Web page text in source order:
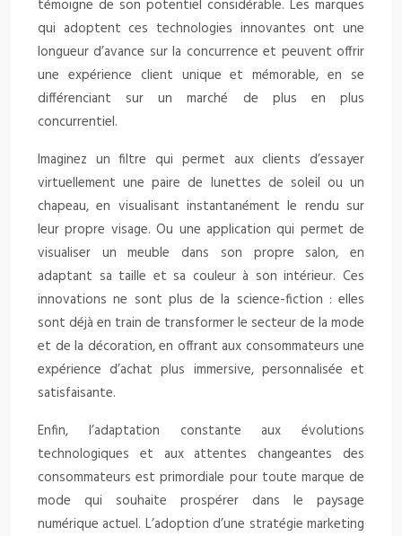
témoigne de son potentiel considérable. Les marques
qui adoptent ces technologies innovantes ont une
longueur d’avance sur la concurrence et peuvent offrir
une expérience client unique et mémorable, en se
différenciant sur un marché de plus en plus
concurrentiel.
Imaginez un filtre qui permet aux clients d’essayer
virtuellement une paire de lunettes de soleil ou un
chapeau, en visualisant instantanément le rendu sur
leur propre visage. Ou une application qui permet de
visualiser un meuble dans son propre salon, en
adaptant sa taille et sa couleur à son intérieur. Ces
innovations ne sont plus de la science-fiction : elles
sont déjà en train de transformer le secteur de la mode
et de la décoration, en offrant aux consommateurs une
expérience d’achat plus immersive, personnalisée et
satisfaisante.
Enfin, l’adaptation constante aux évolutions
technologiques et aux attentes changeantes des
consommateurs est primordiale pour toute marque de
mode qui souhaite prospérer dans le paysage
numérique actuel. L’adoption d’une stratégie marketing